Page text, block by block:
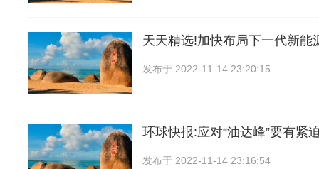
天天精选!加快布局下一代新能
发布于 2022-11-14 23:20:15
环球快报:应对“油达峰”要有紧
发布于 2022-11-14 23:16:54